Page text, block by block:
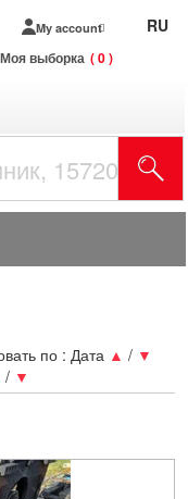
My account
Моя выборка 0
RU
по : Дата ▲ / ▼
/ ▼